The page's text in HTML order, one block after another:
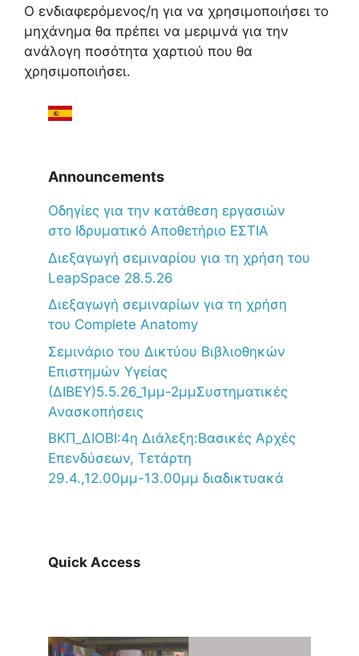
Ο ενδιαφερόμενος/η για να χρησιμοποιήσει το
μηχάνημα θα πρέπει να μεριμνά για την
ανάλογη ποσότητα χαρτιού που θα
χρησιμοποιήσει.
Announcements
Oδηγίες για την κατάθεση εργασιών
στο Ιδρυματικό Αποθετήριο ΕΣΤΙΑ
Διεξαγωγή σεμιναρίου για τη χρήση του
LeapSpace 28.5.26
Διεξαγωγή σεμιναρίων για τη χρήση
του Complete Anatomy
Σεμινάριο του Δικτύου Βιβλιοθηκών
Επιστημών Υγείας
(ΔΙΒΕΥ)5.5.26_1μμ-2μμΣυστηματικές
Ανασκοπήσεις
ΒΚΠ_ΔΙΟΒΙ:4η Διάλεξη:Βασικές Αρχές
Επενδύσεων, Τετάρτη
29.4.,12.00μμ-13.00μμ διαδικτυακά
Quick Access